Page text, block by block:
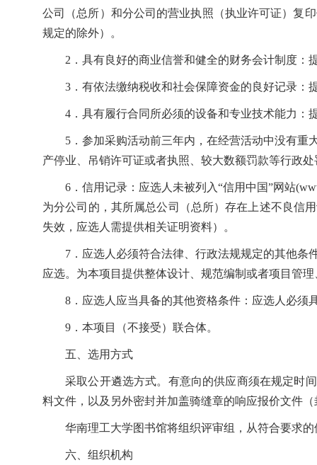
公司（总所）和分公司的营业执照（执业许可证）复
规定的除外）。
2．具有良好的商业信誉和健全的财务会计制度：
3．有依法缴纳税收和社会保障资金的良好记录：
4．具有履行合同所必须的设备和专业技术能力：
5．参加采购活动前三年内，在经营活动中没有
产停业、吊销许可证或者执照、较大数额罚款等行政处
6．信用记录：应选人未被列入“信用中国”网站
为分公司的，其所属总公司（总所）存在上述不良信
失效，应选人需提供相关证明资料）。
7．应选人必须符合法律、行政法规规定的其他
应选。为本项目提供整体设计、规范编制或者项目管
8．应选人应当具备的其他资格条件：应选人必须
9．本项目（不接受）联合体。
五、选用方式
采取公开遴选方式。有意向的供应商须在规定时
料文件，以及另外密封并加盖骑缝章的响应报价文件
华南理工大学图书馆将组织评审组，从符合要求
六、组织机构